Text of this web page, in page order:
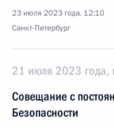
23 июля 2023 года, 12:10
Санкт-Петербург
21 июля 2023 года,
Совещание с
Безопасности